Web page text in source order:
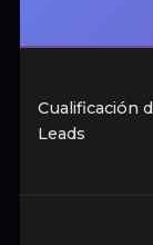
Cualificación
Leads